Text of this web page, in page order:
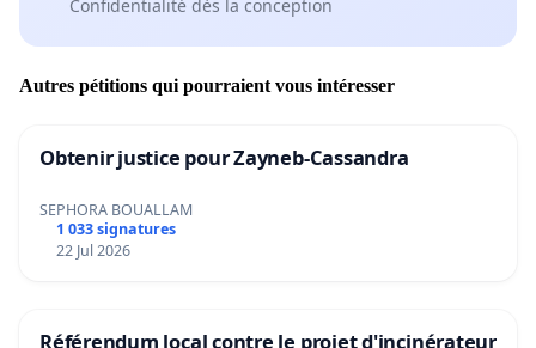
Confidentialité dès la conception
Autres pétitions qui pourraient vous intéresser
Obtenir justice pour Zayneb-Cassandra
SEPHORA BOUALLAM
1 033 signatures
22 Jul 2026
Référendum local contre le projet d'incinérateur